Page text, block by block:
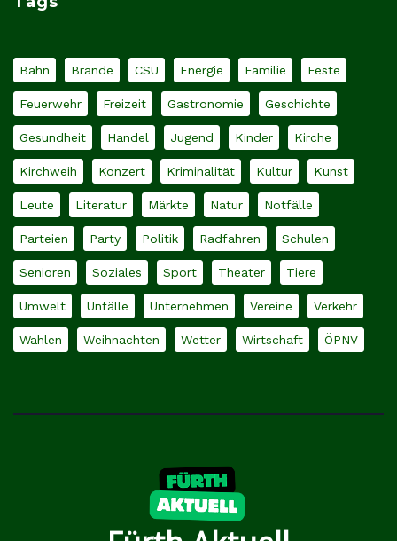
Bahn Brände CSU Energie Familie Feste
Feuerwehr Freizeit Gastronomie Geschichte
Gesundheit Handel Jugend Kinder Kirche
Kirchweih Konzert Kriminalität Kultur Kunst
Leute Literatur Märkte Natur Notfälle
Parteien Party Politik Radfahren Schulen
Senioren Soziales Sport Theater Tiere
Umwelt Unfälle Unternehmen Vereine Verkehr
Wahlen Weihnachten Wetter Wirtschaft ÖPNV